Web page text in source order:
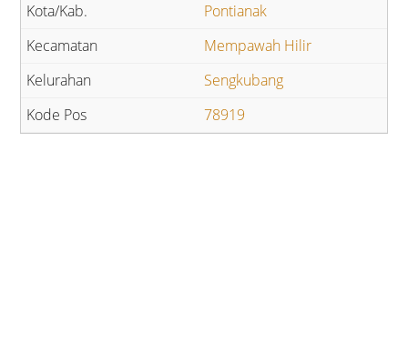
Pontianak
Mempawah Hilir
Sengkubang
78919